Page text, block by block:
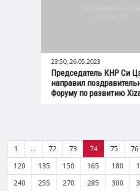
23:50, 26.05.2023
Председатель КНР Си
направил
Форуму по развитию
1 … 72 73 74 75 76
120
135 150 165 180
240
255 270 285 300